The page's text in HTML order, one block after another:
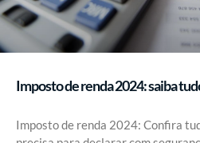
Imposto de renda 2024: saiba
Imposto de renda 2024: Confira